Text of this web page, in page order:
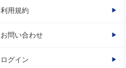
利用規約
お問い合わせ
ログイン